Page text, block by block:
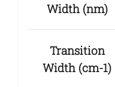
Width (nm)
Transition
Width (cm-1)